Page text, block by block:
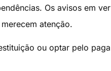
Os avisos em
atenção.
ou optar pelo